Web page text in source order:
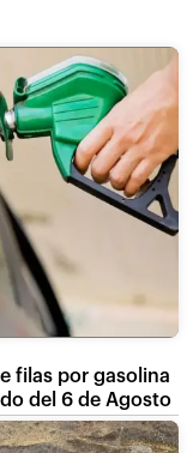
filas por gasolina
del 6 de Agosto